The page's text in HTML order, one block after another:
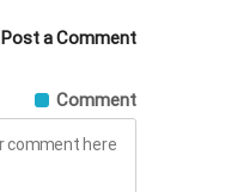
Post a Comment
Comment